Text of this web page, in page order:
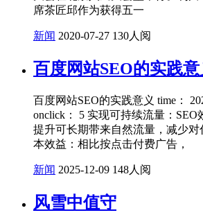
席茶匠邱作为获得五一
新闻 2020-07-27 130人阅
百度网站SEO的实践意
百度网站SEO的实践意义 time：
onclick： 5 实现可持续流量：SEO
提升可长期带来自然流量，减少
本效益：相比按点击付费广告，
新闻 2025-12-09 148人阅
风雪中值守